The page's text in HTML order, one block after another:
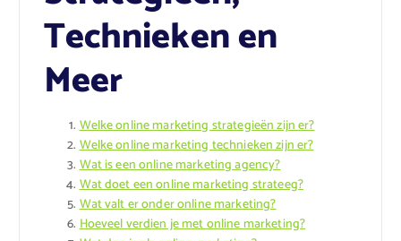
Technieken en
Meer
Welke online marketing strategieën zijn er?
Welke online marketing technieken zijn er?
Wat is een online marketing agency?
Wat doet een online marketing strateeg?
Wat valt er onder online marketing?
Hoeveel verdien je met online marketing?